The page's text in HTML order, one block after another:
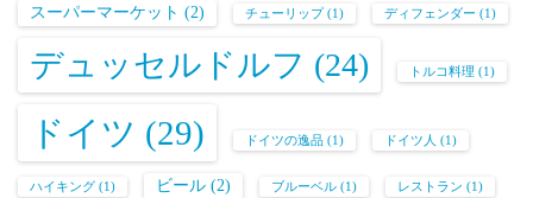
スーパーマーケット (2) チューリップ(1) ディフェンダー (1)
デュッセルドルフ (24) トルコ料理 (1)
ドイツ (29) ドイツの逸品 (1) ドイツ人 (1)
ハイキング (1) ビール (2) ブルーベル (1) レストラン (1)